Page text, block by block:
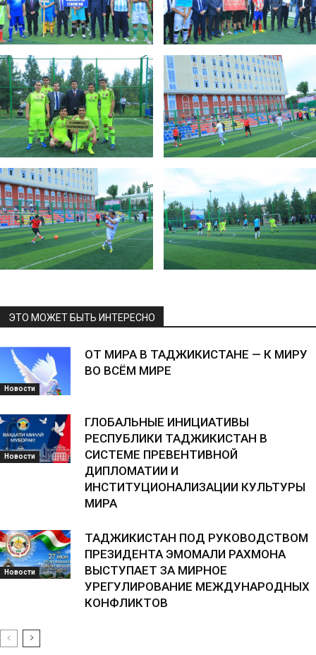
ЭТО МОЖЕТ БЫТЬ ИНТЕРЕСНО
Новости
ОТ МИРА В ТАДЖИКИСТАНЕ — К МИРУ
ВО ВСЁМ МИРЕ
Новости
ГЛОБАЛЬНЫЕ ИНИЦИАТИВЫ
РЕСПУБЛИКИ ТАДЖИКИСТАН В
СИСТЕМЕ ПРЕВЕНТИВНОЙ
ДИПЛОМАТИИ И
ИНСТИТУЦИОНАЛИЗАЦИИ КУЛЬТУРЫ
МИРА
Новости
ТАДЖИКИСТАН ПОД РУКОВОДСТВОМ
ПРЕЗИДЕНТА ЭМОМАЛИ РАХМОНА
ВЫСТУПАЕТ ЗА МИРНОЕ
УРЕГУЛИРОВАНИЕ МЕЖДУНАРОДНЫХ
КОНФЛИКТОВ